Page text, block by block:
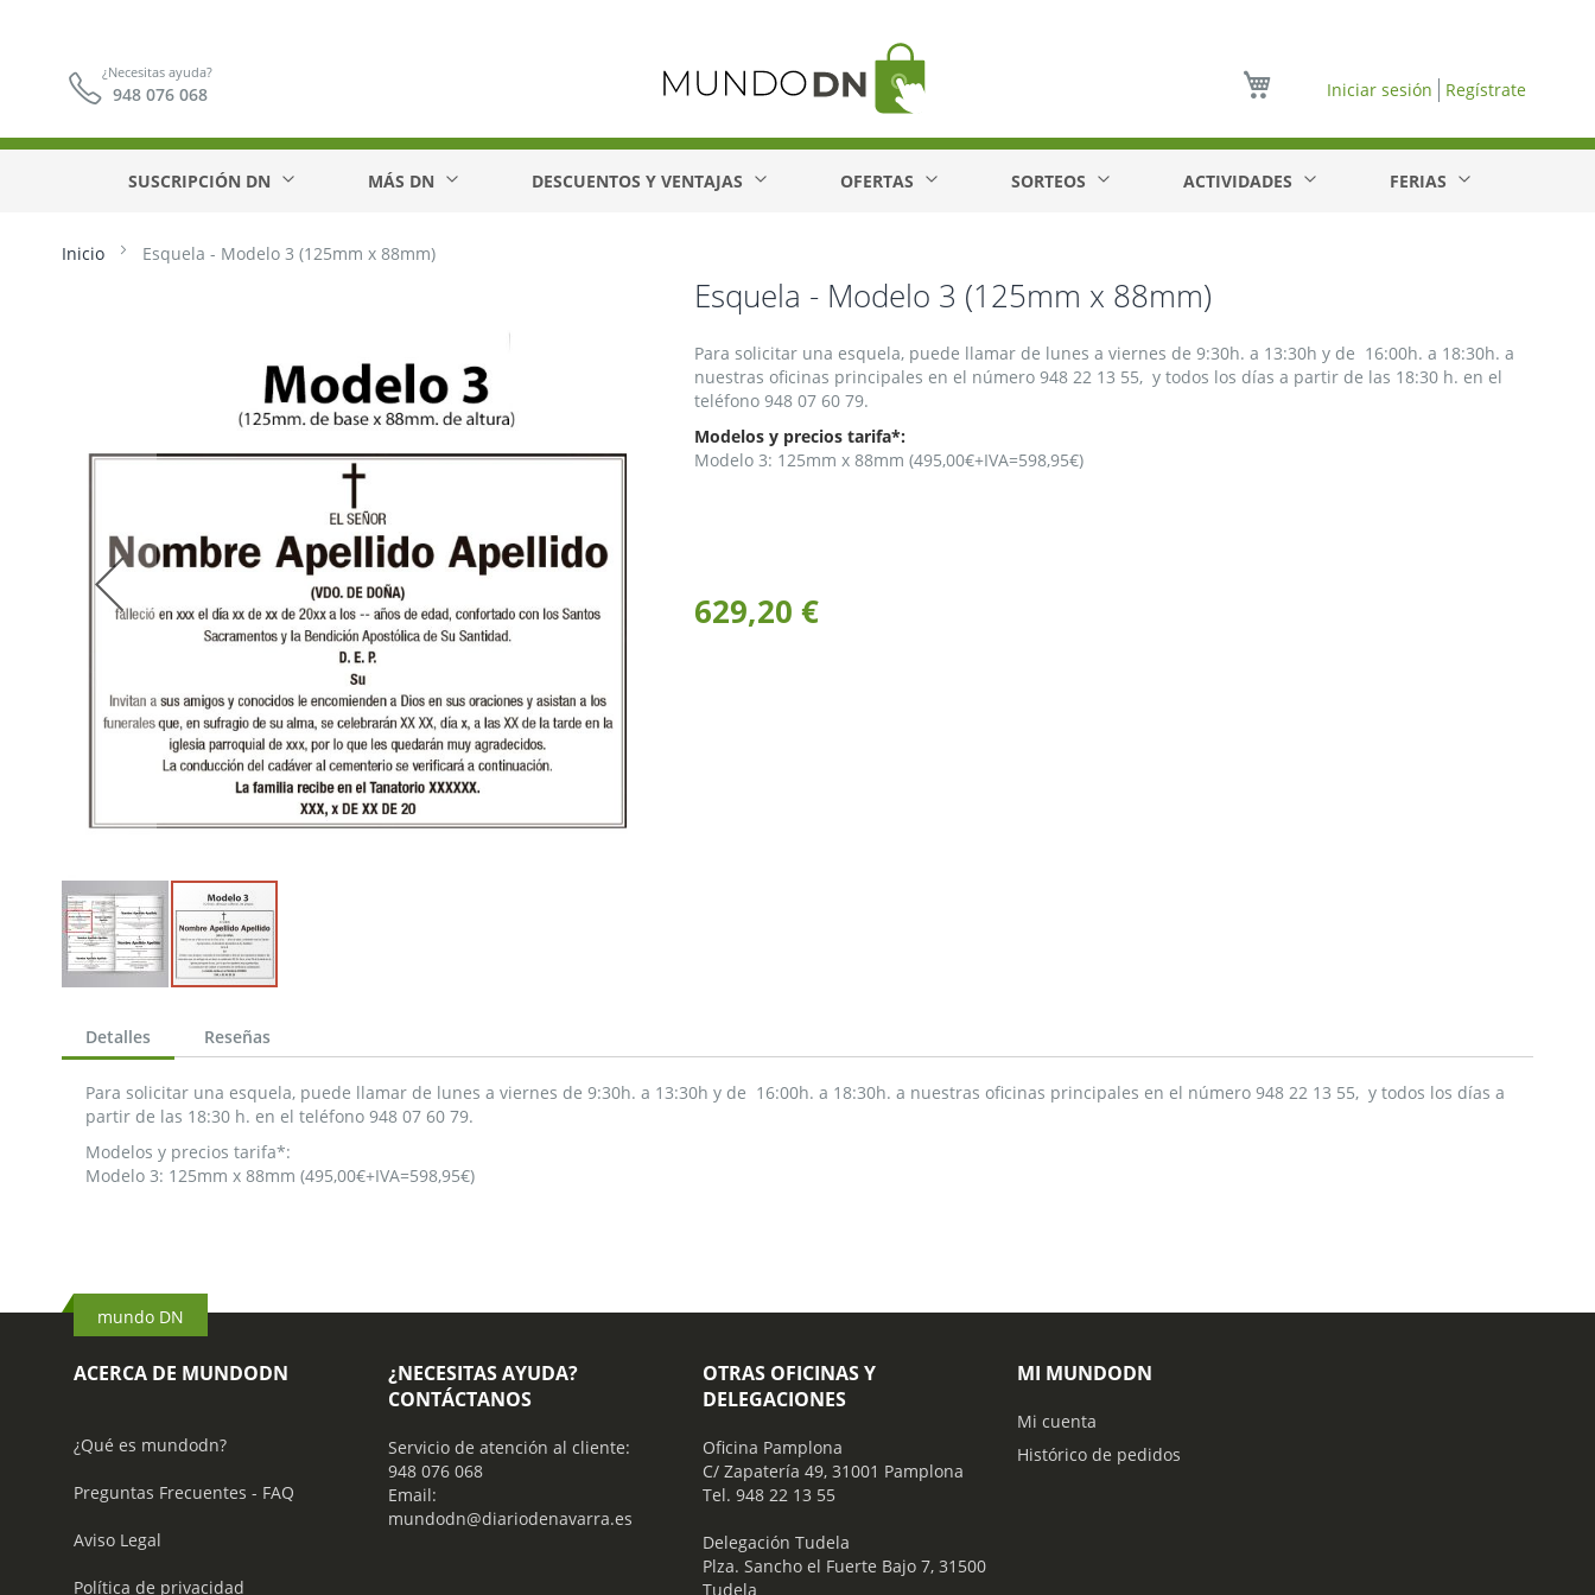
¿Necesitas ayuda?
948 076 068 Iniciar sesión Regístrate
SUSCRIPCIÓN DN MÁS DN DESCUENTOS Y VENTAJAS OFERTAS SORTEOS ACTIVIDADES FERIAS
Inicio Esquela - Modelo 3 (125mm x 88mm)
Esquela - Modelo 3 (125mm x 88mm)
Para solicitar una esquela, puede llamar de lunes a viernes de 9:30h. a 13:30h y de 16:00h. a 18:30h. a
nuestras oficinas principales en el número 948 22 13 55, y todos los días a partir de las 18:30 h. en el
teléfono 948 07 60 79.
Modelos y precios tarifa*:
Modelo 3: 125mm x 88mm (495,00€+IVA=598,95€)
629,20 €
imágenes
comienzo
galería
imágenes
Detalles
Para solicitar una esquela, puede llamar de lunes a viernes de 9:30h. a 13:30h y de 16:00h. a 18:30h. a nuestras oficinas principales en el número 948 22 13 55, y todos los días a
partir de las 18:30 h. en el teléfono 948 07 60 79.
Modelos y precios tarifa*:
Modelo 3: 125mm x 88mm (495,00€+IVA=598,95€)
Reseñas
mundo DN
ACERCA DE MUNDODN
¿Qué es mundodn?
Preguntas Frecuentes - FAQ
Aviso Legal
Política de privacidad
¿NECESITAS AYUDA?
CONTÁCTANOS
Servicio de atención al cliente:
948 076 068
Email:
mundodn@diariodenavarra.es
OTRAS OFICINAS Y
DELEGACIONES
Oficina Pamplona
C/ Zapatería 49, 31001 Pamplona
Tel. 948 22 13 55
​ Delegación Tudela
Plza. Sancho el Fuerte Bajo 7, 31500
Tudela
MI MUNDODN
Mi cuenta
Histórico de pedidos